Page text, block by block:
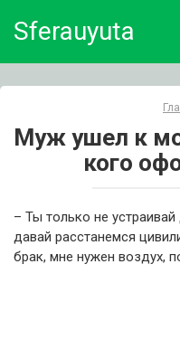
Sferauyuta
Муж ушел к
кого
– Ты только не
давай расстанемся
брак, мне нужен воздух,